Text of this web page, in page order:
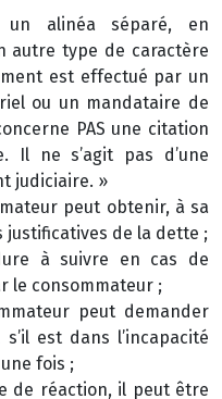
alinéa séparé, en
autre type de caractère
est effectué par un
ou un mandataire de
PAS une citation
Il ne s’agit pas d’une
judiciaire. »
peut obtenir, à sa
justificatives de la dette ;
à suivre en cas de
le consommateur ;
peut demander
est dans l’incapacité
fois ;
de réaction, il peut être